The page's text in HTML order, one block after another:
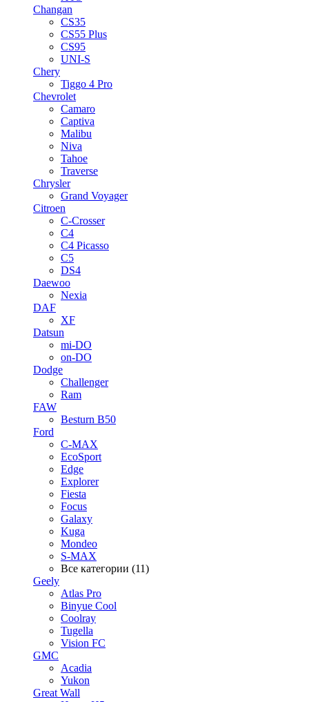
Changan
CS35
CS55 Plus
CS95
UNI-S
Chery
Tiggo 4 Pro
Chevrolet
Camaro
Captiva
Malibu
Niva
Tahoe
Traverse
Chrysler
Grand Voyager
Citroen
C-Crosser
C4
C4 Picasso
C5
DS4
Daewoo
Nexia
DAF
XF
Datsun
mi-DO
on-DO
Dodge
Challenger
Ram
FAW
Besturn B50
Ford
C-MAX
EcoSport
Edge
Explorer
Fiesta
Focus
Galaxy
Kuga
Mondeo
S-MAX
Все категории (11)
Geely
Atlas Pro
Binyue Cool
Coolray
Tugella
Vision FC
GMC
Acadia
Yukon
Great Wall